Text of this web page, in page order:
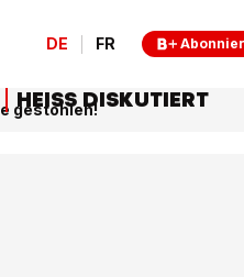
DE FR
gestohlen!
HEISS DISKUTIERT